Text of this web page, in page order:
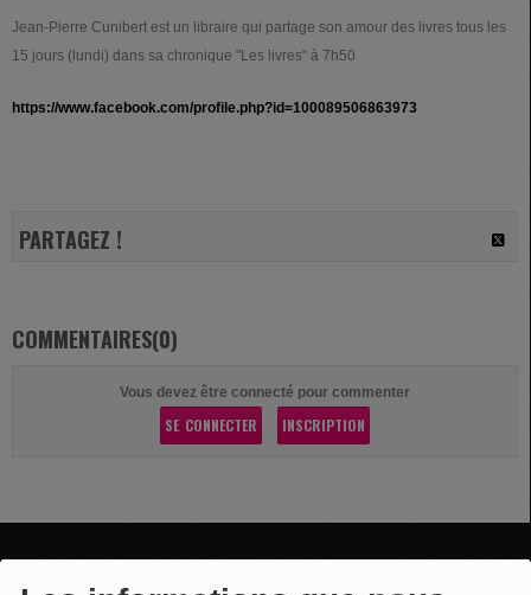
Jean-Pierre Cunibert est un libraire qui partage son amour des livres tous les
15 jours (lundi) dans sa chronique "Les livres" à 7h50
https://www.facebook.com/profile.php?id=100089506863973
PARTAGEZ !
COMMENTAIRES(0)
Vous devez être connecté pour commenter
SE CONNECTER INSCRIPTION